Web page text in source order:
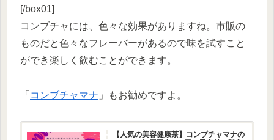
[/box01]
コンブチャには、色々な効果がありますね。市販の
ものだと色々なフレーバーがあるので味を試すこと
ができ楽しく飲むことができます。
「 コンブチャマナ 」もお勧めですよ。
【人気の美容健康茶】コンブチャマナの